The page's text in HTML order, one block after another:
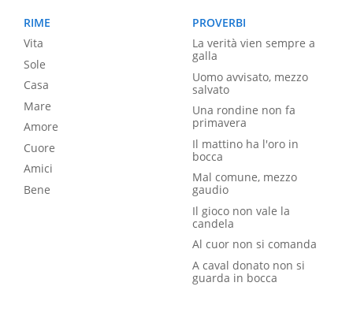
RIME
Vita
Sole
Casa
Mare
Amore
Cuore
Amici
Bene
PROVERBI
La verità vien sempre a
galla
Uomo avvisato, mezzo
salvato
Una rondine non fa
primavera
Il mattino ha l'oro in
bocca
Mal comune, mezzo
gaudio
Il gioco non vale la
candela
Al cuor non si comanda
A caval donato non si
guarda in bocca